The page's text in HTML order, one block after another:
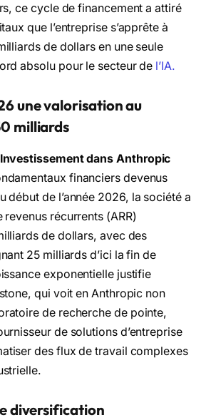
ce cycle de financement a attiré
que l’entreprise s’apprête à
de dollars en une seule
absolu pour le secteur de l’IA.
une valorisation au
milliards
Investissement dans Anthropic
financiers devenus
début de l’année 2026, la société a
récurrents (ARR)
de dollars, avec des
25 milliards d’ici la fin de
exponentielle justifie
qui voit en Anthropic non
de recherche de pointe,
de solutions d’entreprise
des flux de travail complexes
diversification